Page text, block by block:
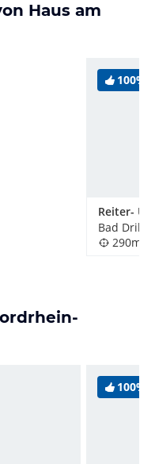
Haus am
100%
Bad
290m
100%